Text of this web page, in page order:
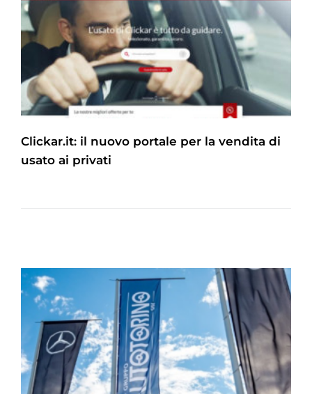
Clickar.it: il nuovo portale per la vendita di
usato ai privati